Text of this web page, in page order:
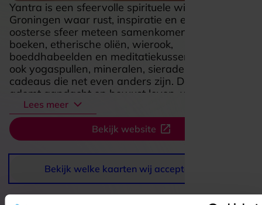
Yantra is een sfeervolle spirituele winkel in
Groningen waar rust, inspiratie en een vleugje
oosterse sfeer meteen samenkomen. Tussen de
boeken, etherische oliën, wierook,
boeddhabeelden en meditatiekussens ontdek je
ook yogaspullen, mineralen, sieraden en mooie
cadeaus die net even anders zijn. De winkel
ademt aandacht en bewust leven, waardoor
rondkijken hier al snel voelt als een klein moment
voor jezelf. Of je nu iets zoekt voor meditatie, een
warm accent voor in huis of een bijzonder
cadeau, Yantra verrast met een breed en kleurrijk
aanbod dat uitnodigt om op je gemak te dwalen
en nieuwe favorieten te vinden.
Lees meer
Bekijk website
Bekijk welke kaarten wij accepteren